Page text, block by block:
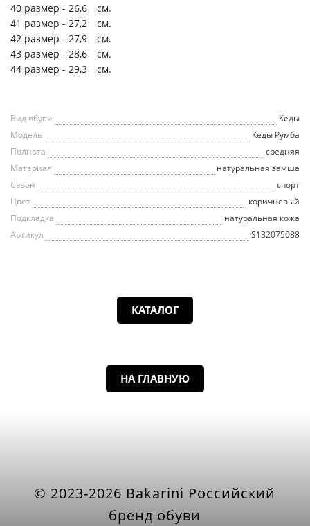
40 размер - 26,6
см.
41 размер - 27,2
см.
42 размер - 27,9
см.
43 размер - 28,6
см.
44 размер - 29,3 см.
Вид обуви
Кеды
Модель
Кеды Румба
Полнота
средняя
Материал
натуральная замша
Сезон
спорт
Цвет
коричневый
Подкладка
натуральная кожа
Артикул
S132075088
КАТАЛОГ
НА ГЛАВНУЮ
© 2023-2026 Bakarini Российский
бренд обуви